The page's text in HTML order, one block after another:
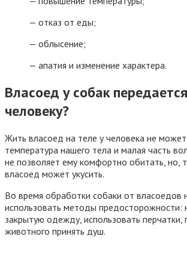
— отказ от еды;
— облысение;
— апатия и изменение характера.
Власоед у собак
человеку?
Жить власоед на теле у человека не
температура нашего тела и малая часть
не позволяет ему комфортно обитать, но,
власоед может укусить.
Во время обработки собаки от власоедов
использовать методы предосторожности:
закрытую одежду, использовать перчатки,
животного принять душ.